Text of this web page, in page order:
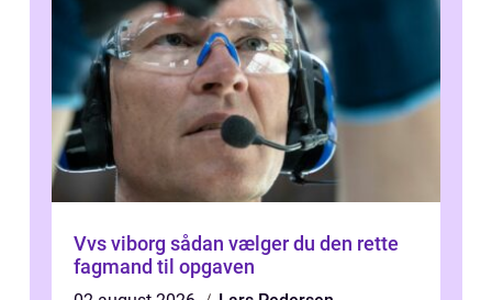
Vvs viborg sådan vælger du den rette
fagmand til opgaven